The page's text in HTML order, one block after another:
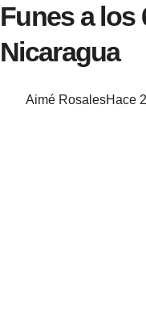
Funes a los
Nicaragua
Aimé RosalesHace